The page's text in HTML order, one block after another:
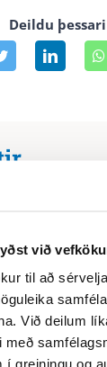
við
til að
Við deilum
með
í greiningu og
Deildu
Portal Í
Héðins á þessari
í eigandahópi
hannar fyrir